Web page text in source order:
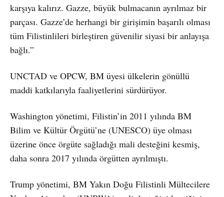
karşıya kalırız. Gazze, büyük bulmacanın ayrılmaz bir
parçası. Gazze’de herhangi bir girişimin başarılı olması
tüm Filistinlileri birleştiren güvenilir siyasi bir anlayışa
bağlı.”
UNCTAD ve OPCW, BM üyesi ülkelerin gönüllü
maddi katkılarıyla faaliyetlerini sürdürüyor.
Washington yönetimi, Filistin’in 2011 yılında BM
Bilim ve Kültür Örgütü’ne (UNESCO) üye olması
üzerine önce örgüte sağladığı mali desteğini kesmiş,
daha sonra 2017 yılında örgütten ayrılmıştı.
Trump yönetimi, BM Yakın Doğu Filistinli Mültecilere